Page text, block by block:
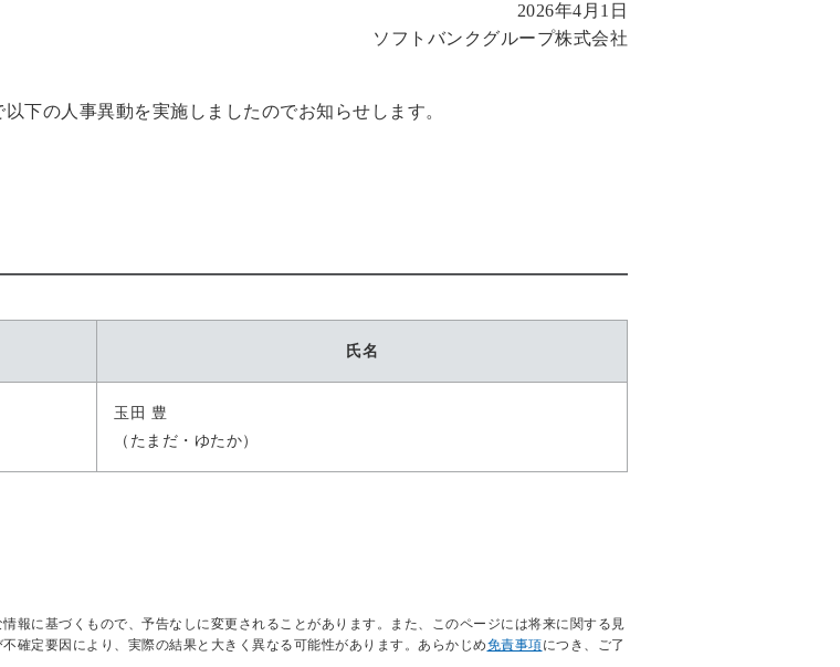
2026年4月1日
ソフトバンクグループ株式会社
下の人事異動を実施しましたのでお知らせします。
氏名
玉田 豊
（たまだ・ゆたか）
報に基づくもので、予告なしに変更されることがあります。また、このページには将来に関する見
確定要因により、実際の結果と大きく異なる可能性があります。あらかじめ免責事項につき、ご了